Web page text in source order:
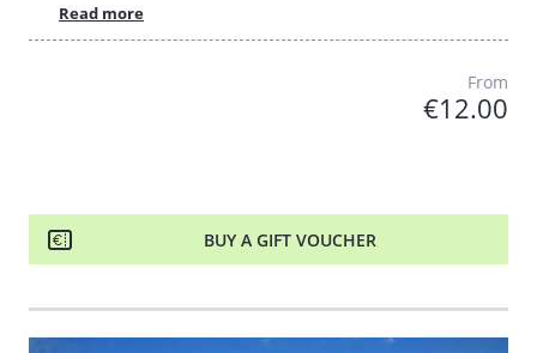
Read more
From
€12.00
BUY A GIFT VOUCHER